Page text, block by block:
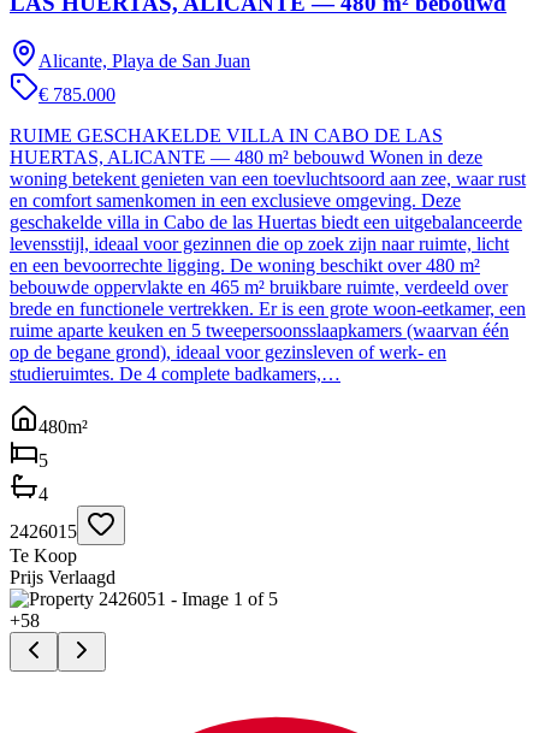
Alicante, Playa de San Juan
€ 785.000
RUIME GESCHAKELDE VILLA IN CABO DE LAS
HUERTAS, ALICANTE — 480 m² bebouwd Wonen in deze
woning betekent genieten van een toevluchtsoord aan zee, waar rust
en comfort samenkomen in een exclusieve omgeving. Deze
geschakelde villa in Cabo de las Huertas biedt een uitgebalanceerde
levensstijl, ideaal voor gezinnen die op zoek zijn naar ruimte, licht
en een bevoorrechte ligging. De woning beschikt over 480 m²
bebouwde oppervlakte en 465 m² bruikbare ruimte, verdeeld over
brede en functionele vertrekken. Er is een grote woon-eetkamer, een
ruime aparte keuken en 5 tweepersoonsslaapkamers (waarvan één
op de begane grond), ideaal voor gezinsleven of werk- en
studieruimtes. De 4 complete badkamers,…
480m²
5
4
2426015
Te Koop
Prijs Verlaagd
+58